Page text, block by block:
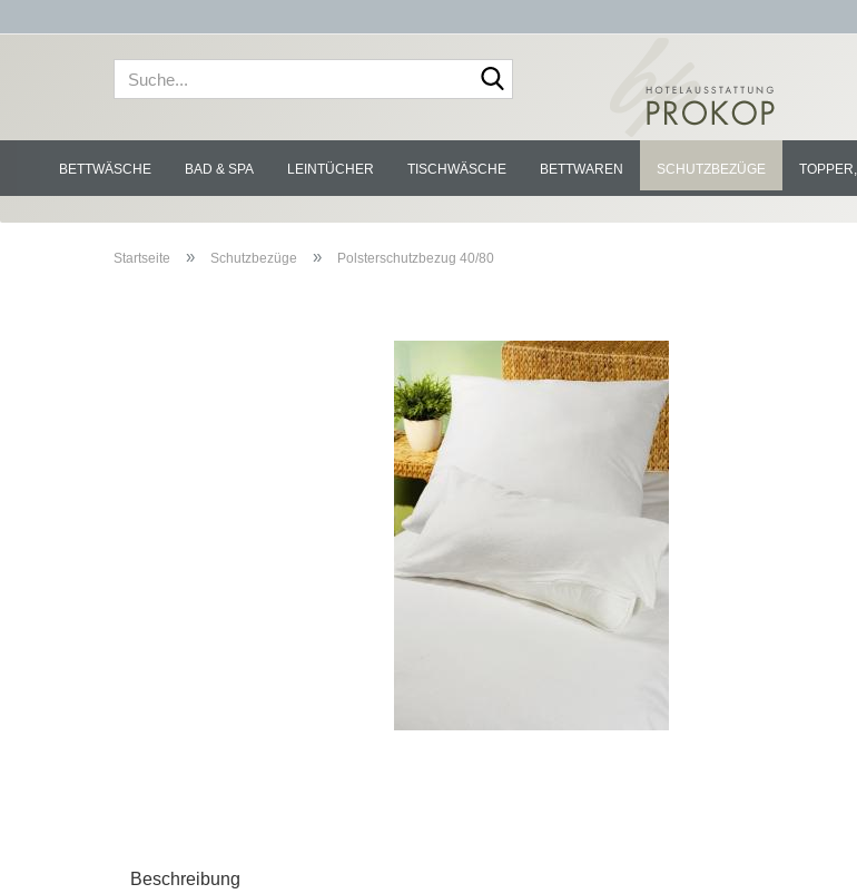
BETTWÄSCHE BAD & SPA LEINTÜCHER TISCHWÄSCHE BETTWAREN SCHUTZBEZÜGE
Startseite » Schutzbezüge » Polsterschutzbezug 40/80
Beschreibung